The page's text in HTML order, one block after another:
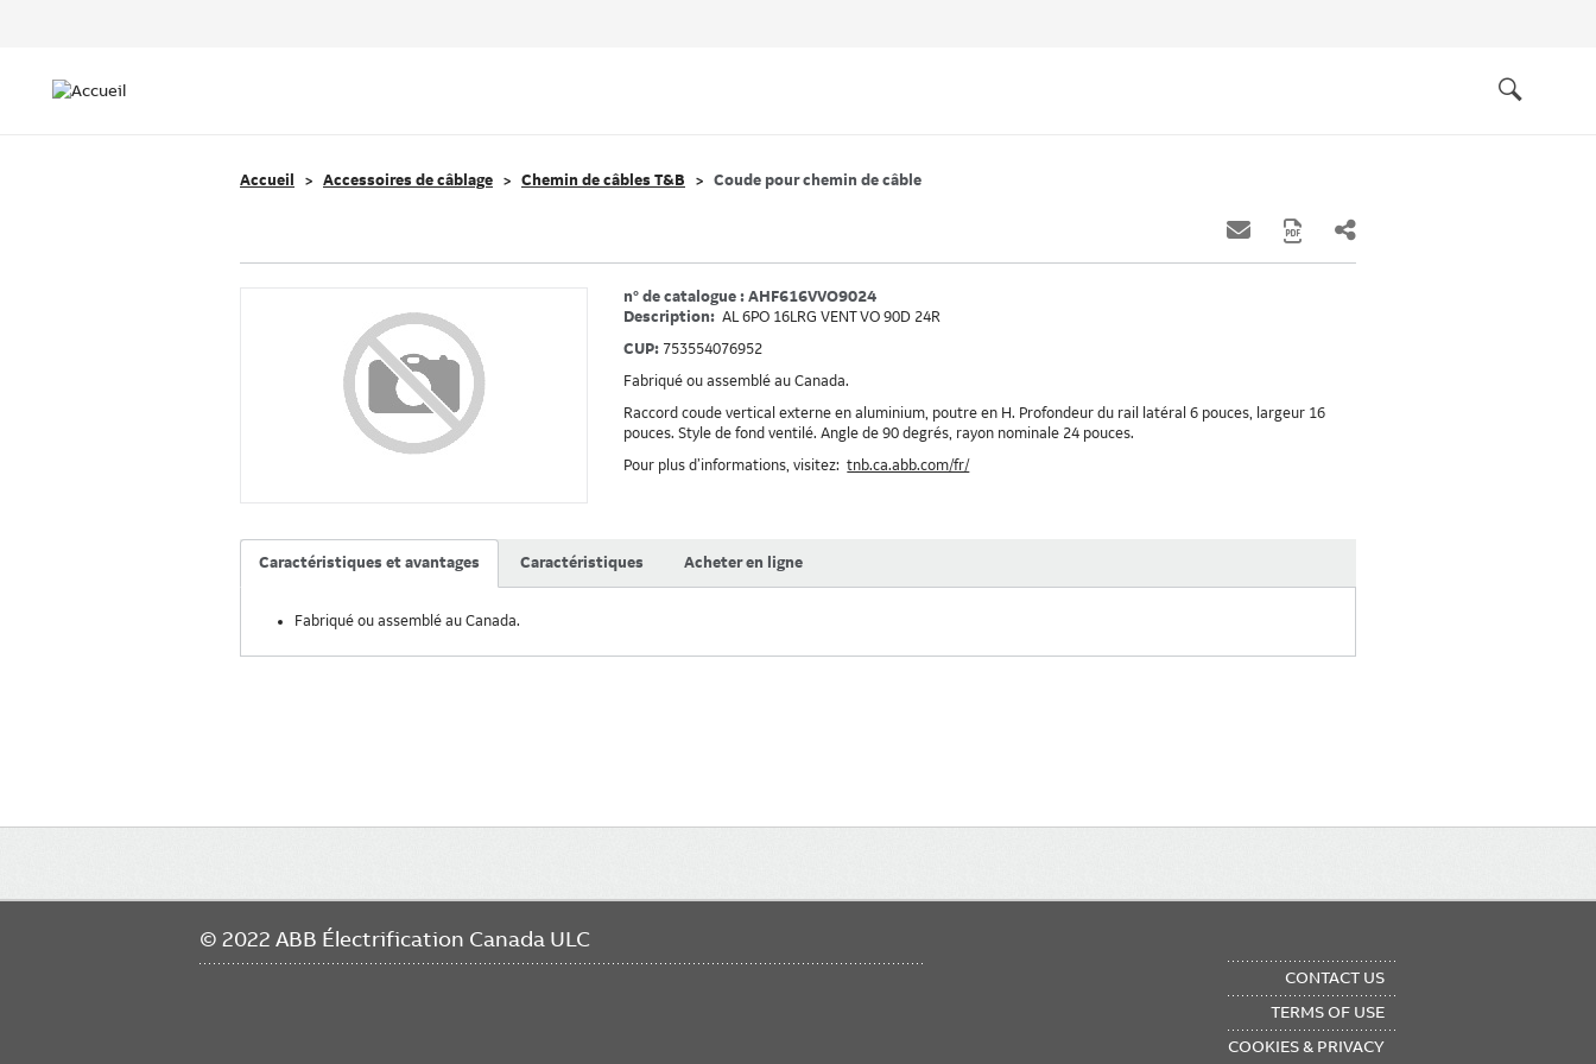
navigation
Accueil Accessoires de câblage Chemin de câbles T&B Coude pour chemin de câble
n° de catalogue : AHF616VVO9024
Description: AL 6PO 16LRG VENT VO 90D 24R
CUP: 753554076952
Fabriqué ou assemblé au Canada.
Raccord coude vertical externe en aluminium, poutre en H. Profondeur du rail latéral 6 pouces, largeur 16
pouces. Style de fond ventilé. Angle de 90 degrés, rayon nominale 24 pouces.
Pour plus d’informations, visitez:tnb.ca.abb.com/fr/
Caractéristiques et avantages Caractéristiques Acheter en ligne
Fabriqué ou assemblé au Canada.
navigation
© 2022 ABB Électrification Canada ULC
CONTACT US
TERMS OF USE
COOKIES & PRIVACY